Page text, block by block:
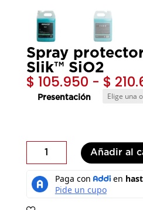
Spray
Slik™ SiO2
$ 105.950 - $
Presentación
Spray
pintura
Añadir al